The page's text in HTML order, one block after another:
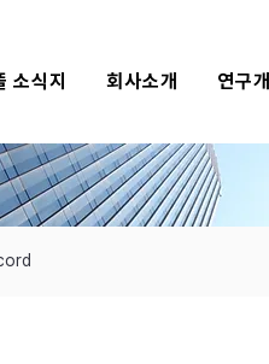
소식지 회사소개 연구